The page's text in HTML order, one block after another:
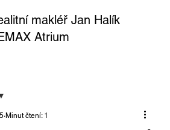
makléř Jan Halík
Atrium
Minut čtení: 1